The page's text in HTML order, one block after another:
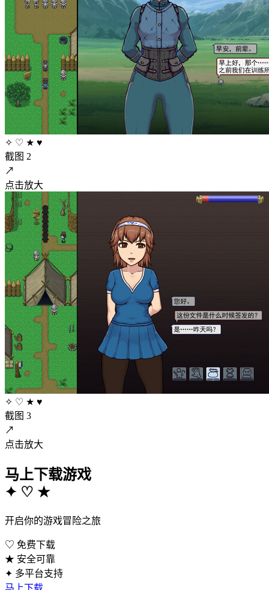
✧ ♡ ★ ♥
截图 2
↗
点击放大
✧ ♡ ★ ♥
截图 3
↗
点击放大
马上下载游戏
✦ ♡ ★
开启你的游戏冒险之旅
♡ 免费下载
★ 安全可靠
✦ 多平台支持
马上下载